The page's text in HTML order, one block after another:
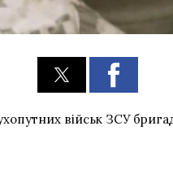
військ ЗСУ